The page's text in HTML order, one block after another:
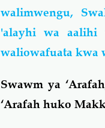
walimwengu,
'alayhi wa aalihi
waliowafuata kwa
Swawm ya
‘Arafah huko